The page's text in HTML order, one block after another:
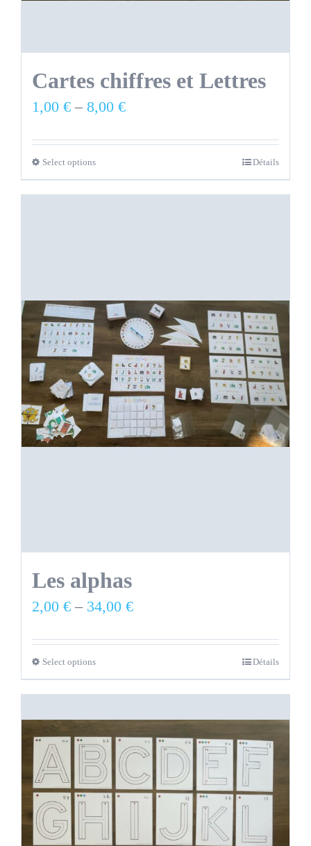
Cartes chiffres et Lettres
1,00 €– 8,00 €
Select options Détails
Les alphas
2,00 €– 34,00 €
Select options Détails